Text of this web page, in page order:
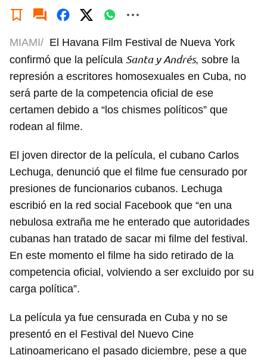
MIAMI/ El Havana Film Festival de Nueva York
confirmó que la película Santa y Andrés, sobre la
represión a escritores homosexuales en Cuba, no
será parte de la competencia oficial de ese
certamen debido a “los chismes políticos” que
rodean al filme.
El joven director de la película, el cubano Carlos
Lechuga, denunció que el filme fue censurado por
presiones de funcionarios cubanos. Lechuga
escribió en la red social Facebook que “en una
nebulosa extraña me he enterado que autoridades
cubanas han tratado de sacar mi filme del festival.
En este momento el filme ha sido retirado de la
competencia oficial, volviendo a ser excluido por su
carga política”.
La película ya fue censurada en Cuba y no se
presentó en el Festival del Nuevo Cine
Latinoamericano el pasado diciembre, pese a que